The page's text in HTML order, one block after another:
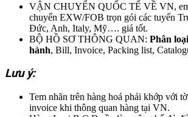
VẬN CHUYỂN QUỐC TẾ VỀ VN,
chuyển EXW/FOB trọn gói các tuyến
Đức, Anh, Italy, Mỹ…. giá tốt.
BỘ HỒ SƠ THÔNG QUAN: Phân
hành, Bill, Invoice, Packing list,
Lưu ý:
Tem nhãn trên hàng hoá phải khớp với
invoice khi thông quan hàng tại VN.